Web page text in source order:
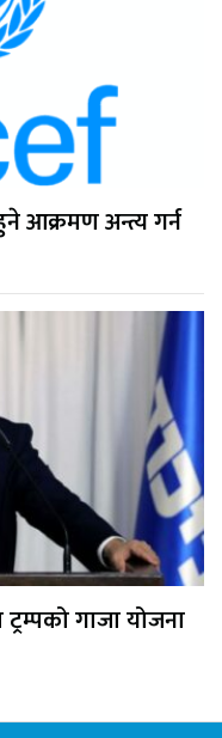
आक्रमण अन्त्य गर्न
ट्रम्पको गाजा योजना